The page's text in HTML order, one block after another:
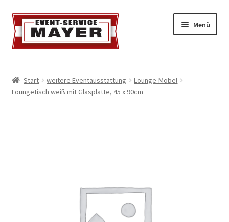
Menü
Event-Service
Start weitere Eventausstattung
Lounge-Möbel
Loungetisch weiß mit Glasplatte, 45 x 90cm